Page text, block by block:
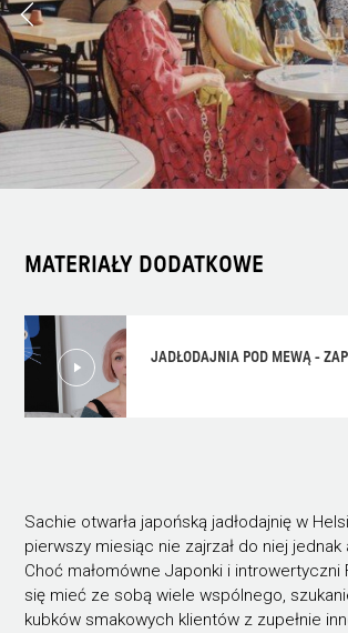
MATERIAŁY DODATKOWE
JADŁODAJNIA POD MEWĄ -
Sachie otwarła japońską jadłodajnię w
pierwszy miesiąc nie zajrzał do niej
Choć małomówne Japonki i introwertyczni
się mieć ze sobą wiele wspólnego,
kubków smakowych klientów z zupełnie